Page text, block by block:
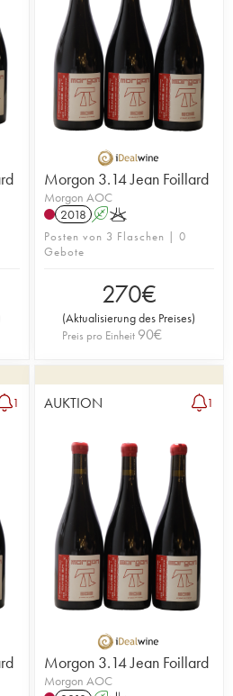
Morgon 3.14 Jean Foillard
Morgon AOC
2018 AK
Posten von 3 Flaschen | 0
Gebote
270€
(Aktualisierung des Preises)
Preis pro Einheit 90€
1 AUKTION 1
Morgon 3.14 Jean Foillard
Morgon AOC